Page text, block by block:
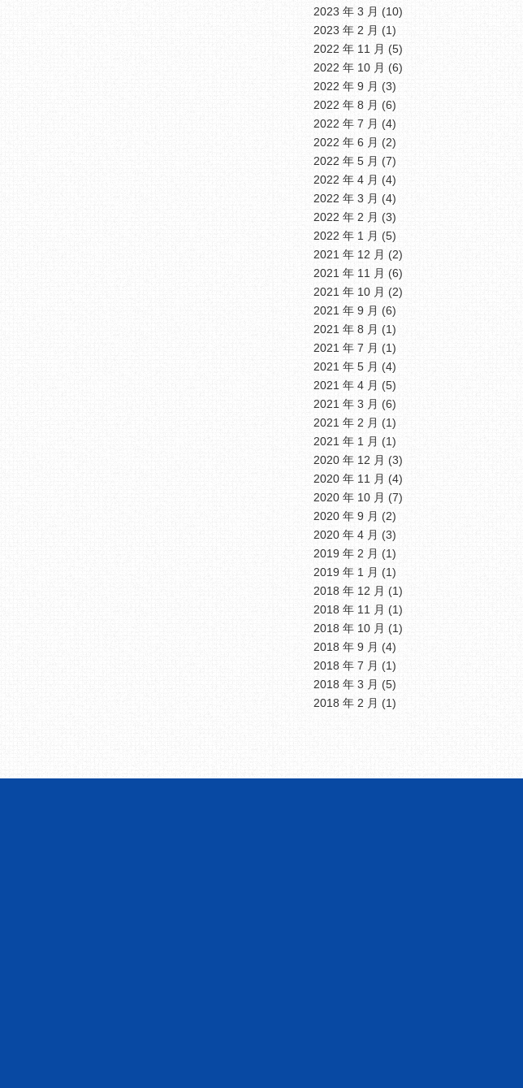
2023 年 3 月 (10)
2023 年 2 月 (1)
2022 年 11 月 (5)
2022 年 10 月 (6)
2022 年 9 月 (3)
2022 年 8 月 (6)
2022 年 7 月 (4)
2022 年 6 月 (2)
2022 年 5 月 (7)
2022 年 4 月 (4)
2022 年 3 月 (4)
2022 年 2 月 (3)
2022 年 1 月 (5)
2021 年 12 月 (2)
2021 年 11 月 (6)
2021 年 10 月 (2)
2021 年 9 月 (6)
2021 年 8 月 (1)
2021 年 7 月 (1)
2021 年 5 月 (4)
2021 年 4 月 (5)
2021 年 3 月 (6)
2021 年 2 月 (1)
2021 年 1 月 (1)
2020 年 12 月 (3)
2020 年 11 月 (4)
2020 年 10 月 (7)
2020 年 9 月 (2)
2020 年 4 月 (3)
2019 年 2 月 (1)
2019 年 1 月 (1)
2018 年 12 月 (1)
2018 年 11 月 (1)
2018 年 10 月 (1)
2018 年 9 月 (4)
2018 年 7 月 (1)
2018 年 3 月 (5)
2018 年 2 月 (1)